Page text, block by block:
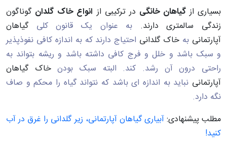
بسیاری ازگیاهان خانگی در ترکیبی از انواع خاک گلدان گوناگون
زندگی سالمتری دارند. به عنوان یک قانون کلی گیاهان
آپارتمانی به خاک گلدانی احتیاج دارند که به اندازه کافی نفوذپذیر
و سبک باشد و خلل و فرج کافی داشته باشد و ریشه بتواند به
راحتی درون آن رشد. کند. البته سبک بودنخاک گیاهان
آپارتمانی نباید به اندازه ای باشد که نتواند گیاه را محکم و صاف
نگه دارد.
مطلب پیشنهادی:آبیاری گیاهان آپارتمانی، زیر گلدانی را غرق در آب
کنید!